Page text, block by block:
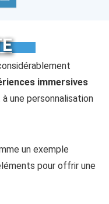
immersives
une personnalisation
un exemple
pour offrir une